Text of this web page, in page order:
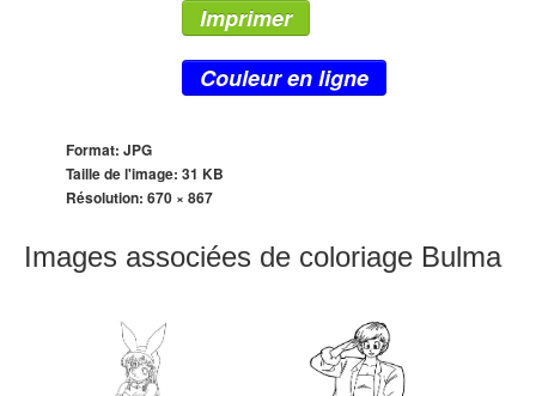
Imprimer
Couleur en ligne
Format: JPG
Taille de l'image: 31 KB
Résolution: 670 × 867
Images associées de coloriage Bulma